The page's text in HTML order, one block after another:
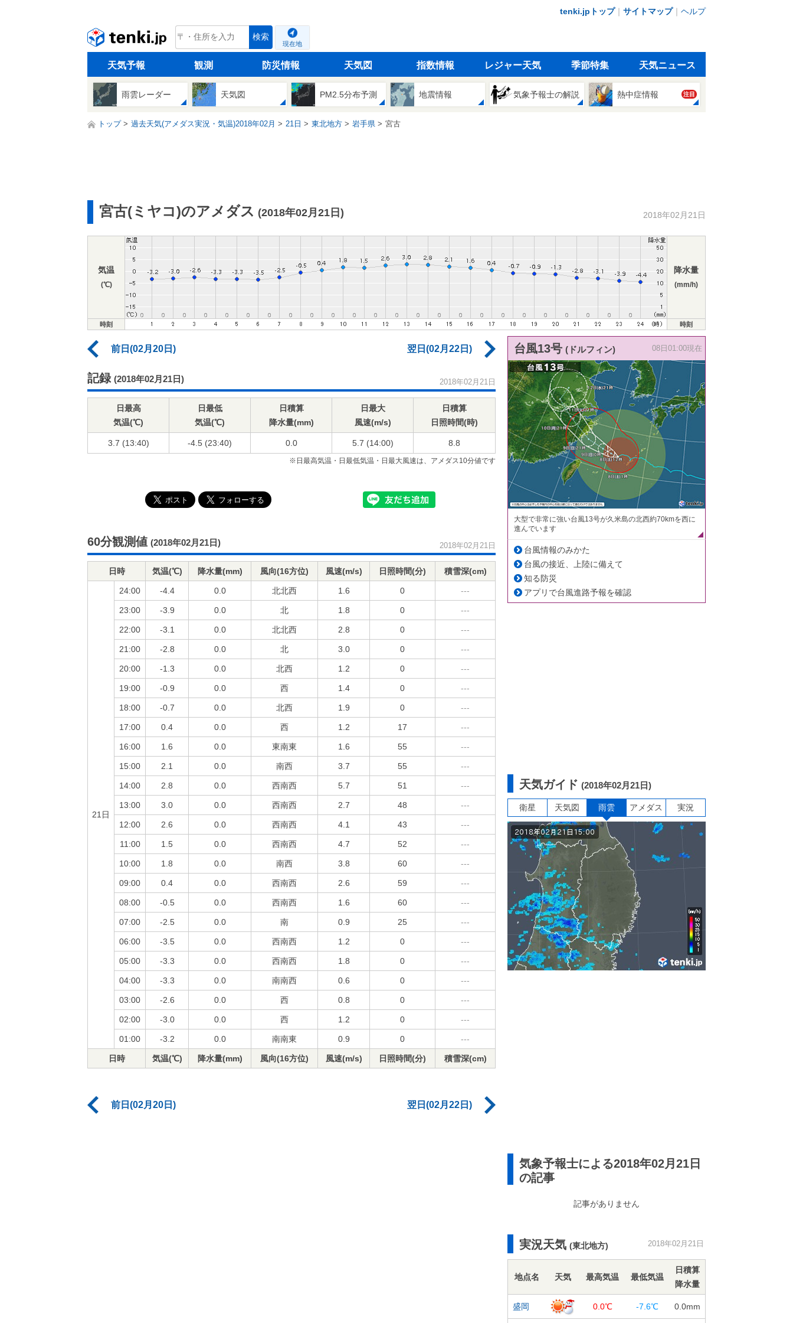
tenki.jpトップ｜ サイトマップ｜ ヘルプ
tenki.jp 検索
現在地
天気予報 観測 防災情報 天気図 指数情報 レジャー天気 季節特集 天気ニュース
雨雲レーダー 天気図 PM2.5分布予測 地震情報 気象予報士の解説 熱中症情報 注目
トップ 過去天気(アメダス実況・気温)2018年02月 21日 東北地方 岩手県 宮古
宮古(ミヤコ)のアメダス (2018年02月21日) 2018年02月21日
気温
(℃)
降水量
(mm/h)
時刻 時刻
前日(02月20日) 翌日(02月22日)
記録 (2018年02月21日) 2018年02月21日
日最高
気温(℃)
日最低
気温(℃)
日積算
降水量(mm)
日最大
風速(m/s)
日積算
日照時間(時)
3.7 (13:40) -4.5 (23:40) 0.0 5.7 (14:00) 8.8
※日最高気温・日最低気温・日最大風速は、アメダス10分値です
60分観測値 (2018年02月21日) 2018年02月21日
日時 気温(℃) 降水量(mm) 風向(16方位) 風速(m/s) 日照時間(分) 積雪深(cm)
21日
24:00 -4.4 0.0 北北西 1.6 0 ---
23:00 -3.9 0.0 北 1.8 0 ---
22:00 -3.1 0.0 北北西 2.8 0 ---
21:00 -2.8 0.0 北 3.0 0 ---
20:00 -1.3 0.0 北西 1.2 0 ---
19:00 -0.9 0.0 西 1.4 0 ---
18:00 -0.7 0.0 北西 1.9 0 ---
17:00 0.4 0.0 西 1.2 17 ---
16:00 1.6 0.0 東南東 1.6 55 ---
15:00 2.1 0.0 南西 3.7 55 ---
14:00 2.8 0.0 西南西 5.7 51 ---
13:00 3.0 0.0 西南西 2.7 48 ---
12:00 2.6 0.0 西南西 4.1 43 ---
11:00 1.5 0.0 西南西 4.7 52 ---
10:00 1.8 0.0 南西 3.8 60 ---
09:00 0.4 0.0 西南西 2.6 59 ---
08:00 -0.5 0.0 西南西 1.6 60 ---
07:00 -2.5 0.0 南 0.9 25 ---
06:00 -3.5 0.0 西南西 1.2 0 ---
05:00 -3.3 0.0 西南西 1.8 0 ---
04:00 -3.3 0.0 南南西 0.6 0 ---
03:00 -2.6 0.0 西 0.8 0 ---
02:00 -3.0 0.0 西 1.2 0 ---
01:00 -3.2 0.0 南南東 0.9 0 ---
日時 気温(℃) 降水量(mm) 風向(16方位) 風速(m/s) 日照時間(分) 積雪深(cm)
前日(02月20日) 翌日(02月22日)
台風13号 (ドルフィン) 08日01:00現在
大型で非常に強い台風13号が久米島の北西約70kmを西に
進んでいます
台風情報のみかた
台風の接近、上陸に備えて
知る防災
アプリで台風進路予報を確認
天気ガイド (2018年02月21日)
衛星 天気図 雨雲 アメダス 実況
気象予報士による2018年02月21日
の記事
記事がありません
実況天気 (東北地方) 2018年02月21日
地点名 天気 最高気温 最低気温
日積算
降水量
盛岡 0.0℃ -7.6℃ 0.0mm